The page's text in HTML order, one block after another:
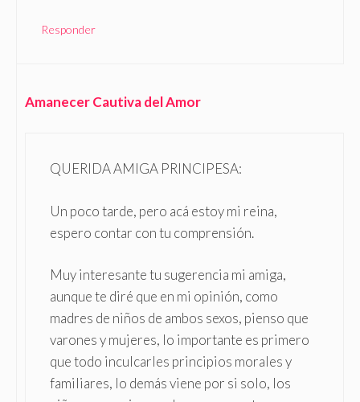
Responder
Amanecer Cautiva del Amor
QUERIDA AMIGA PRINCIPESA:
Un poco tarde, pero acá estoy mi reina,
espero contar con tu comprensión.
Muy interesante tu sugerencia mi amiga,
aunque te diré que en mi opinión, como
madres de niños de ambos sexos, pienso que
varones y mujeres, lo importante es primero
que todo inculcarles principios morales y
familiares, lo demás viene por si solo, los